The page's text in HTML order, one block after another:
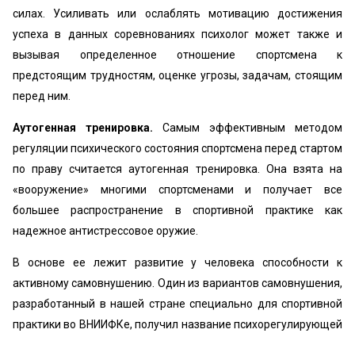
силах. Усиливать или ослаблять мотивацию достижения
успеха в данных соревнованиях психолог может также и
вызывая определенное отношение спортсмена к
предстоящим трудностям, оценке угрозы, задачам, стоящим
перед ним.
Аутогенная тренировка. Самым эффективным методом
регуляции психического состояния спортсмена перед стартом
по праву считается аутогенная тренировка. Она взята на
«вооружение» многими спортсменами и получает все
большее распространение в спортивной практике как
надежное антистрессовое оружие.
В основе ее лежит развитие у человека способности к
активному самовнушению. Один из вариантов самовнушения,
разработанный в нашей стране специально для спортивной
практики во ВНИИФКе, получил название психорегулирующей